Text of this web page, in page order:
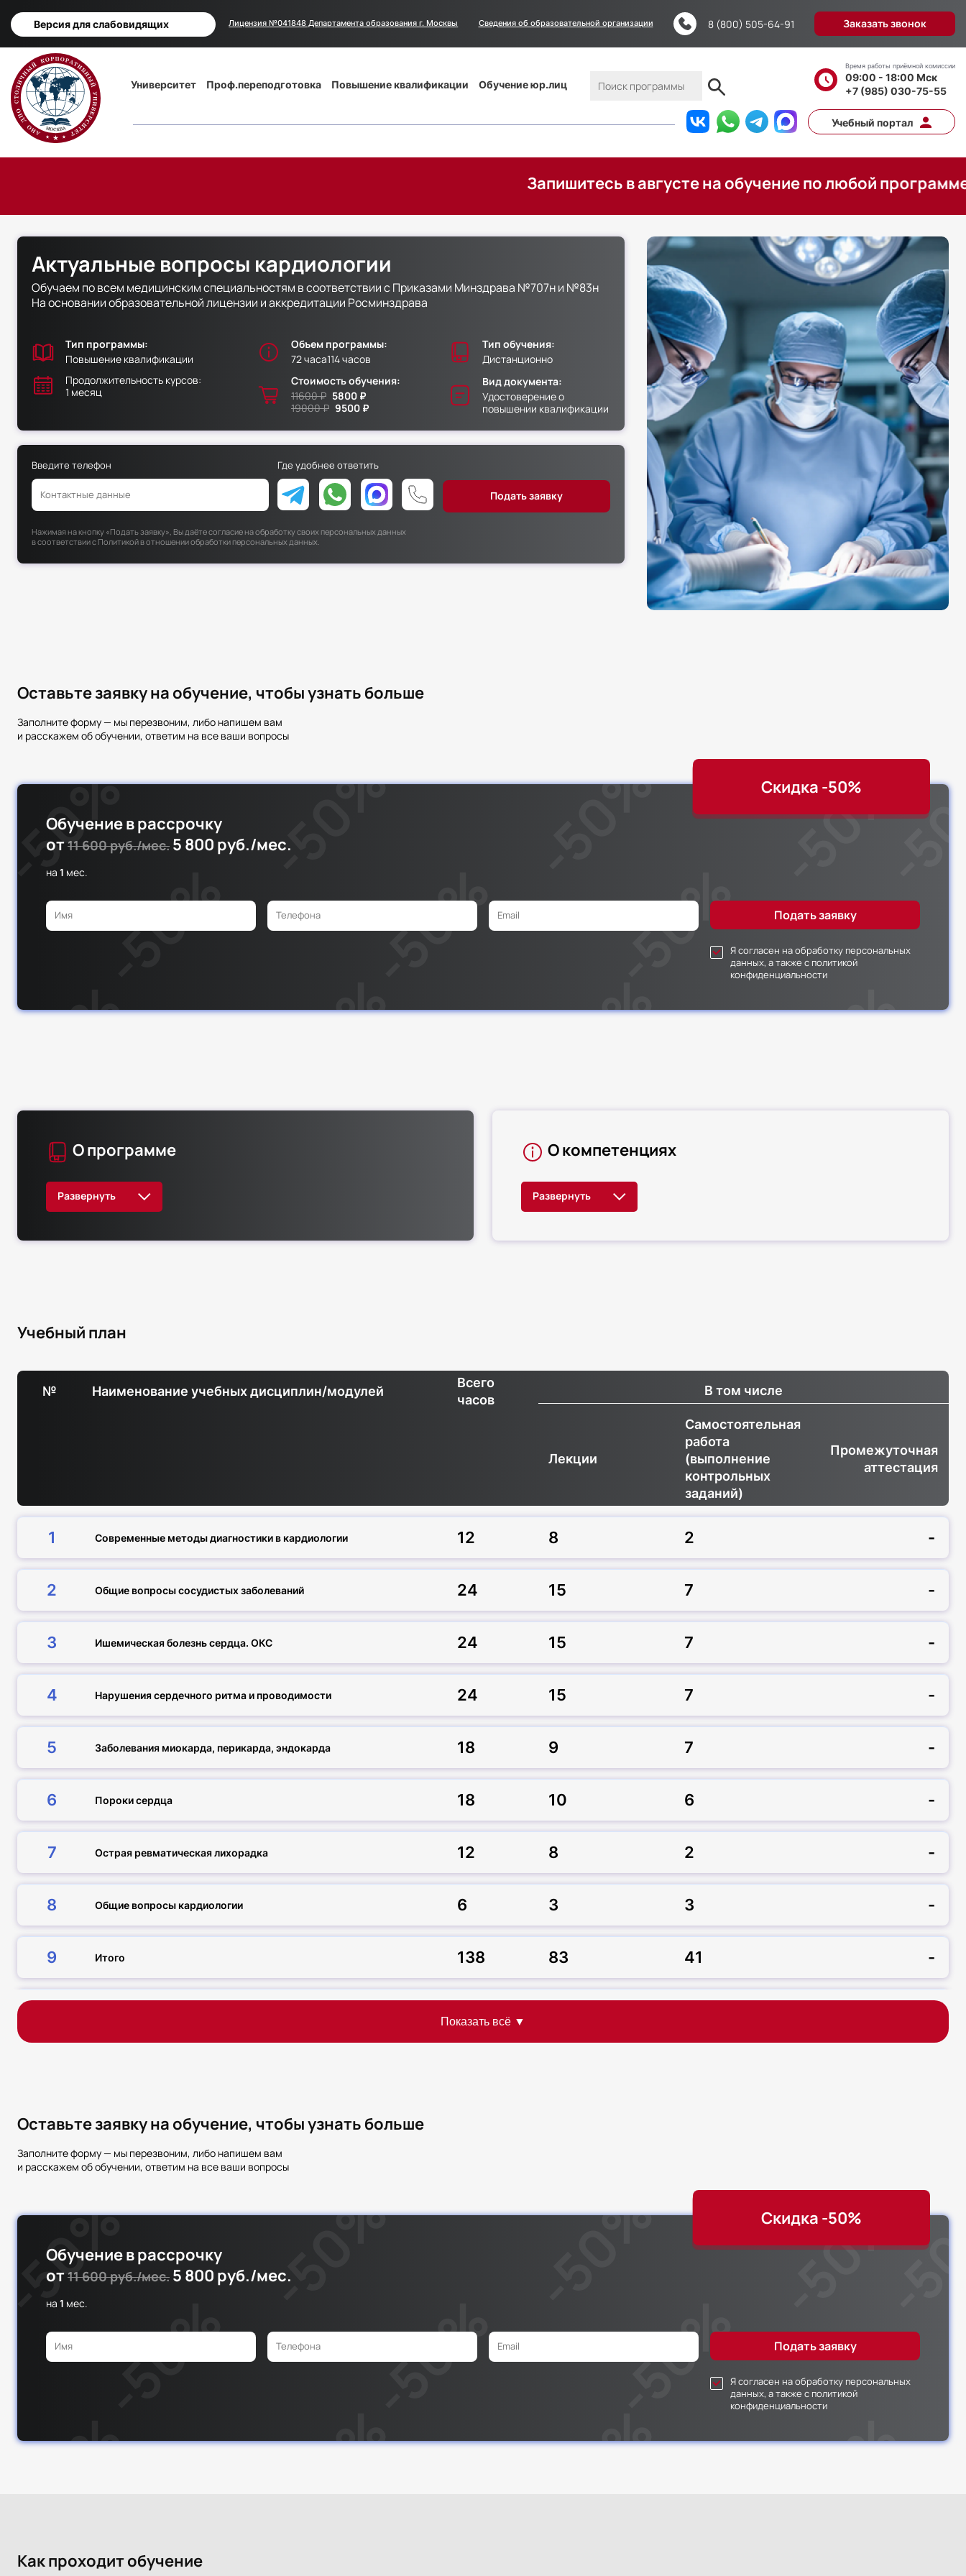
Версия для слабовидящих Лицензия №041848 Департамента образования г. Москвы
Сведения
Сведения об образовательной организации 8 (800) 505-64-91 Заказать звонок
Основная
навигация
Университет Проф.переподготовка Повышение квалификации Обучение юр.лиц
Время работы приёмной комиссии
09:00 - 18:00 Мск
+7 (985) 030-75-55
Учебный портал
Запишитесь в августе на обучение по любой программе,
Актуальные вопросы кардиологии
Обучаем по всем медицинским специальностям в соответствии с Приказами Минздрава №707н и №83н
На основании образовательной лицензии и аккредитации Росминздрава
Тип программы:
Повышение квалификации
Продолжительность курсов:
1 месяц
Объем программы:
72 часа114 часов
Стоимость обучения:
11600 ₽ 5800 ₽
19000 ₽ 9500 ₽
Тип обучения:
Дистанционно
Вид документа:
Удостоверение о
повышении квалификации
Введите телефон Где удобнее ответить
Нажимая на кнопку «Подать заявку», Вы даёте согласие на обработку своих персональных данных
в соответствии сПолитикой в отношении обработки персональных данных
Оставьте заявку на обучение, чтобы узнать больше
Заполните форму — мы перезвоним, либо напишем вам
и расскажем об обучении, ответим на все ваши вопросы
Скидка -50%
Обучение в рассрочку
от11 600 руб./мес. 5 800 руб./мес.
на 1 мес.
Я согласен на обработку персональных
данных, а также с политикой
конфиденциальности
О программе О компетенциях
Учебный план
№ Наименование учебных дисциплин/модулей
Всего
часов
В том числе
Лекции
Самостоятельная
работа
(выполнение
контрольных
заданий)
Промежуточная
аттестация
1 Современные методы диагностики в кардиологии 12 8 2 -
2 Общие вопросы сосудистых заболеваний 24 15 7 -
3 Ишемическая болезнь сердца. ОКС 24 15 7 -
4 Нарушения сердечного ритма и проводимости 24 15 7 -
5 Заболевания миокарда, перикарда, эндокарда 18 9 7 -
6 Пороки сердца 18 10 6 -
7 Острая ревматическая лихорадка 12 8 2 -
8 Общие вопросы кардиологии 6 3 3 -
9 Итого 138 83 41 -
Оставьте заявку на обучение, чтобы узнать больше
Заполните форму — мы перезвоним, либо напишем вам
и расскажем об обучении, ответим на все ваши вопросы
Скидка -50%
Обучение в рассрочку
от11 600 руб./мес. 5 800 руб./мес.
на 1 мес.
Я согласен на обработку персональных
данных, а также с политикой
конфиденциальности
Как проходит обучение